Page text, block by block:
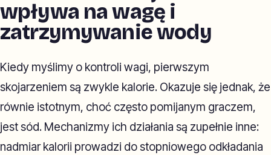
wpływa na wagę i
zatrzymywanie wody
Kiedy myślimy o kontroli wagi, pierwszym
skojarzeniem są zwykle kalorie. Okazuje się jednak, że
równie istotnym, choć często pomijanym graczem,
jest sód. Mechanizmy ich działania są zupełnie inne:
nadmiar kalorii prowadzi do stopniowego odkładania